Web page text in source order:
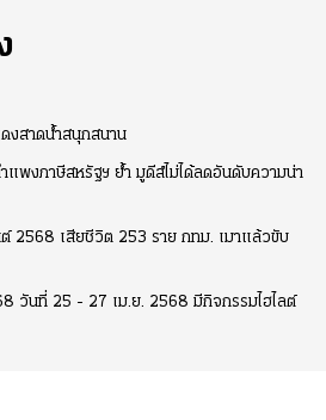
งสาดนํ้าสนุกสนาน
แพงภาษีสหรัฐฯ ย้ำ มูดีส์ไม่ได้ลดอันดับความน่า
2568 เสียชีวิต 253 ราย กทม. เมาแล้วขับ
วันที่ 25 - 27 เม.ย. 2568 มีกิจกรรมไฮไลต์